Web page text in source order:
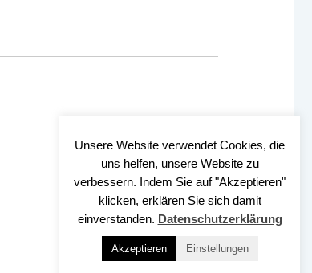
Unsere Website verwendet Cookies, die
uns helfen, unsere Website zu
verbessern. Indem Sie auf "Akzeptieren"
klicken, erklären Sie sich damit
einverstanden. Datenschutzerklärung
Akzeptieren Einstellungen